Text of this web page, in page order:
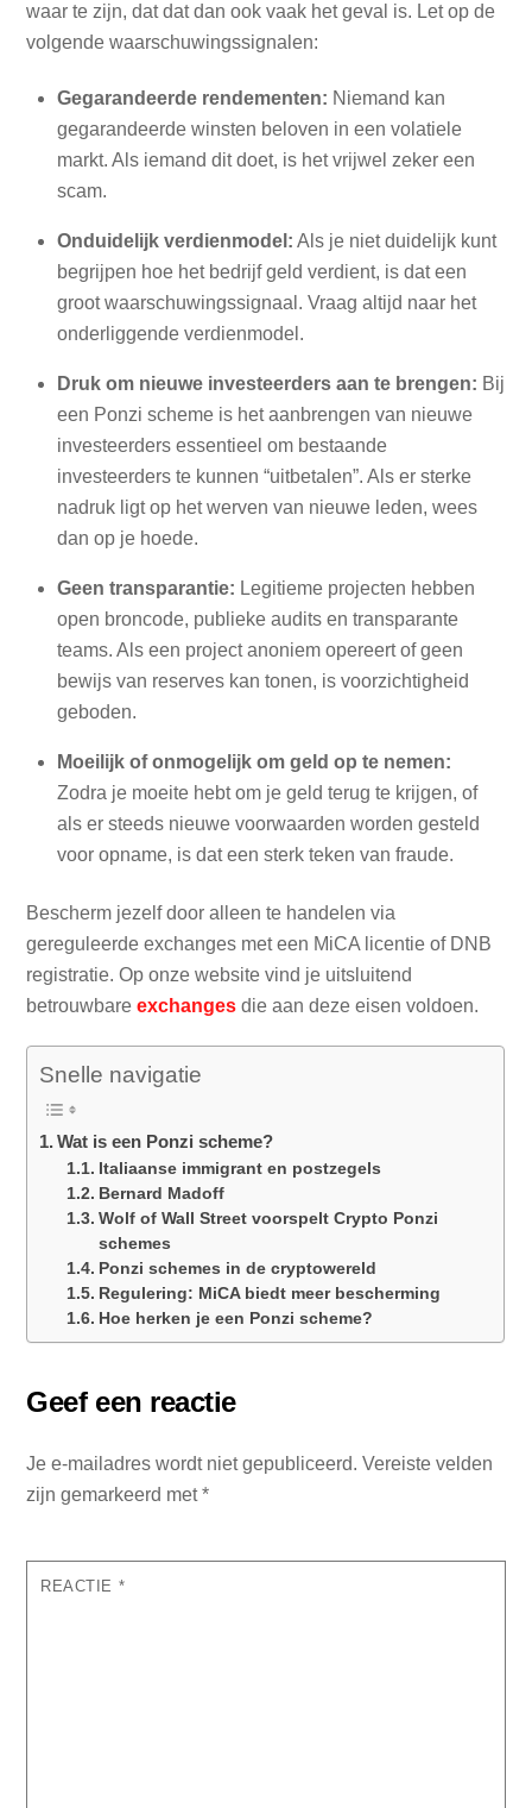
waar te zijn, dat dat dan ook vaak het geval is. Let op de
volgende waarschuwingssignalen:
Gegarandeerde rendementen: Niemand kan
gegarandeerde winsten beloven in een volatiele
markt. Als iemand dit doet, is het vrijwel zeker een
scam.
Onduidelijk verdienmodel: Als je niet duidelijk kunt
begrijpen hoe het bedrijf geld verdient, is dat een
groot waarschuwingssignaal. Vraag altijd naar het
onderliggende verdienmodel.
Druk om nieuwe investeerders aan te brengen: Bij
een Ponzi scheme is het aanbrengen van nieuwe
investeerders essentieel om bestaande
investeerders te kunnen “uitbetalen”. Als er sterke
nadruk ligt op het werven van nieuwe leden, wees
dan op je hoede.
Geen transparantie: Legitieme projecten hebben
open broncode, publieke audits en transparante
teams. Als een project anoniem opereert of geen
bewijs van reserves kan tonen, is voorzichtigheid
geboden.
Moeilijk of onmogelijk om geld op te nemen:
Zodra je moeite hebt om je geld terug te krijgen, of
als er steeds nieuwe voorwaarden worden gesteld
voor opname, is dat een sterk teken van fraude.
Bescherm jezelf door alleen te handelen via
gereguleerde exchanges met een MiCA licentie of DNB
registratie. Op onze website vind je uitsluitend
betrouwbareexchanges die aan deze eisen voldoen.
Snelle navigatie
Wat is een Ponzi scheme?
Italiaanse immigrant en postzegels
Bernard Madoff
Wolf of Wall Street voorspelt Crypto Ponzi
schemes
Ponzi schemes in de cryptowereld
Regulering: MiCA biedt meer bescherming
Hoe herken je een Ponzi scheme?
Geef een reactie
Je e-mailadres wordt niet gepubliceerd. Vereiste velden
zijn gemarkeerd met*
REACTIE *